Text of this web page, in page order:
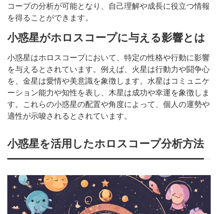
コープの分析が可能となり、自己理解や成長に役立つ情報
を得ることができます。
小惑星がホロスコープに与える影響とは
小惑星はホロスコープにおいて、特定の性格や行動に影響
を与えるとされています。例えば、火星は行動力や闘争心
を、金星は愛情や美意識を象徴します。水星はコミュニケ
ーション能力や知性を表し、木星は成功や幸運を象徴しま
す。これらの小惑星の配置や角度によって、個人の運勢や
適性が示唆されるとされています。
小惑星を活用したホロスコープ分析方法